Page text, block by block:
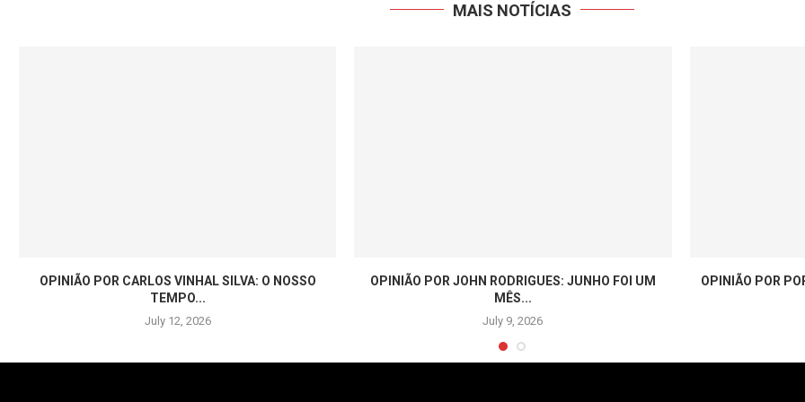
MAIS NOTÍCIAS
OPINIÃO POR CARLOS VINHAL SILVA: O NOSSO
TEMPO...
July 12, 2026
OPINIÃO POR JOHN RODRIGUES: JUNHO FOI UM
MÊS...
July 9, 2026
OPINIÃO POR